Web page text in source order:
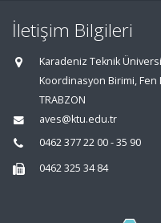
İletişim Bilgileri
Karadeniz Teknik
Koordinasyon Birimi, Fen
TRABZON
aves@ktu.edu.tr
0462 377 22 00 - 35 90
0462 325 34 84